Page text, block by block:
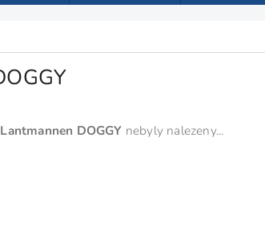
Lantmannen DOGGY nebyly nalezeny...